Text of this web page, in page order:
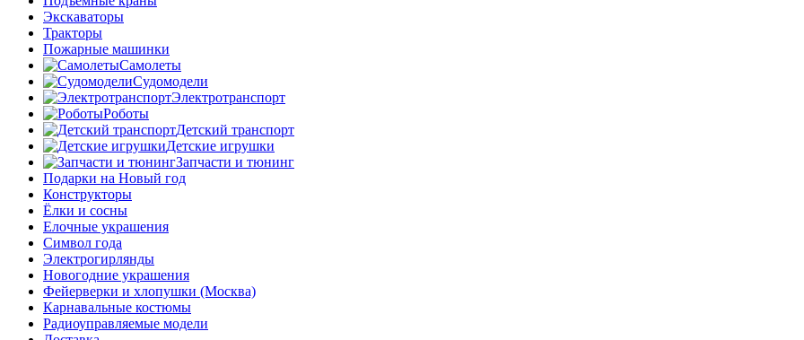
Экскаваторы
Тракторы
Пожарные машинки
Самолеты
Судомодели
Электротранспорт
Роботы
Детский транспорт
Детские игрушки
Запчасти и тюнинг
Подарки на Новый год
Конструкторы
Ёлки и сосны
Елочные украшения
Символ года
Электрогирлянды
Новогодние украшения
Фейерверки и хлопушки (Москва)
Карнавальные костюмы
Радиоуправляемые модели